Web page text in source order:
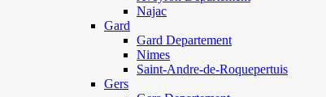
Najac
Gard
Gard Departement
Nimes
Saint-Andre-de-Roquepertuis
Gers